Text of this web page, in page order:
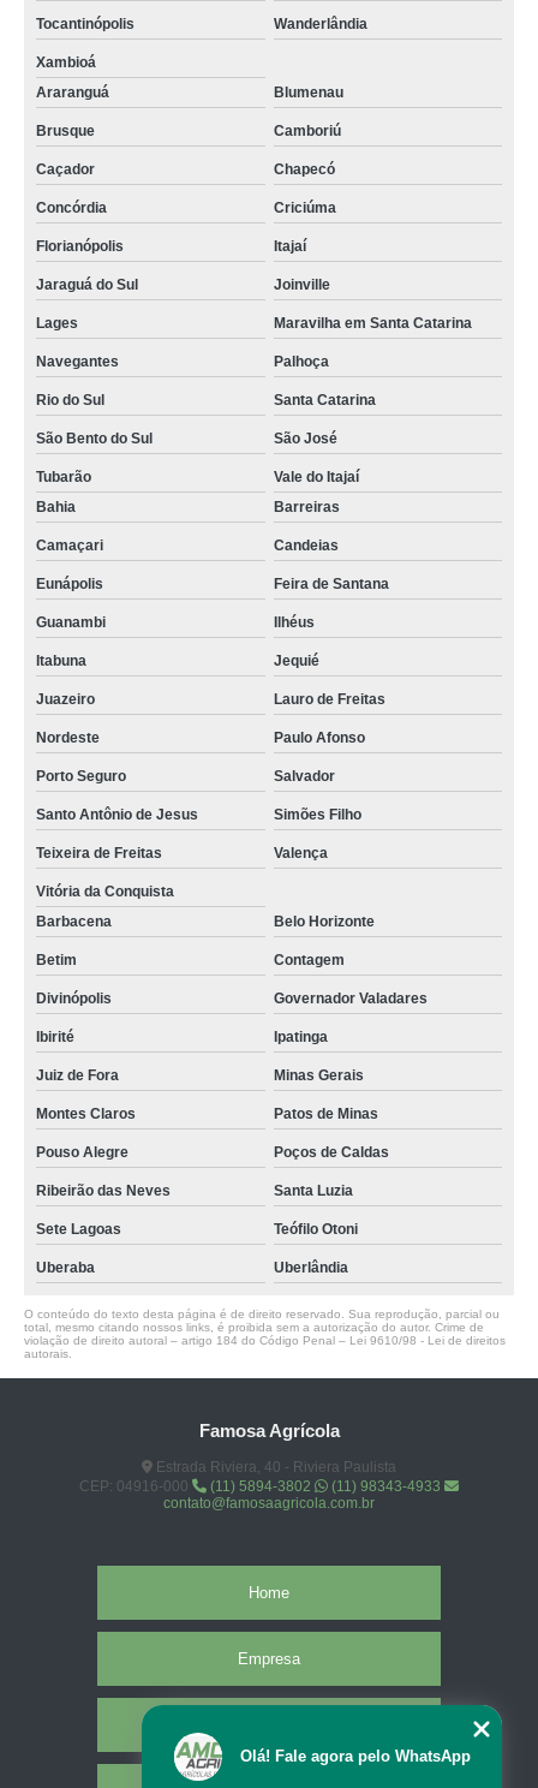
Tocantinópolis Wanderlândia
Xambioá
Araranguá
Blumenau
Brusque Camboriú
Caçador Chapecó
Concórdia Criciúma
Florianópolis Itajaí
Jaraguá do Sul Joinville
Lages Maravilha em Santa Catarina
Navegantes Palhoça
Rio do Sul Santa Catarina
São Bento do Sul São José
Tubarão
Vale do Itajaí
Bahia
Barreiras
Camaçari Candeias
Eunápolis Feira de Santana
Guanambi Ilhéus
Itabuna Jequié
Juazeiro Lauro de Freitas
Nordeste Paulo Afonso
Porto Seguro Salvador
Santo Antônio de Jesus Simões Filho
Teixeira de Freitas Valença
Vitória da Conquista
Barbacena
Belo Horizonte
Betim Contagem
Divinópolis Governador Valadares
Ibirité Ipatinga
Juiz de Fora Minas Gerais
Montes Claros Patos de Minas
Pouso Alegre Poços de Caldas
Ribeirão das Neves Santa Luzia
Sete Lagoas Teófilo Otoni
Uberaba Uberlândia
O conteúdo do texto desta página é de direito reservado. Sua reprodução, parcial ou
total, mesmo citando nossos links, é proibida sem a autorização do autor. Crime de
violação de direito autoral – artigo 184 do Código Penal – Lei 9610/98 - Lei de direitos
autorais
Famosa Agrícola
Estrada Riviera, 40 - Riviera Paulista
CEP: 04916-000
(11) 5894-3802
(11) 98343-4933
contato@famosaagricola.com.br
Home
Empresa
Olá! Fale agora pelo WhatsApp